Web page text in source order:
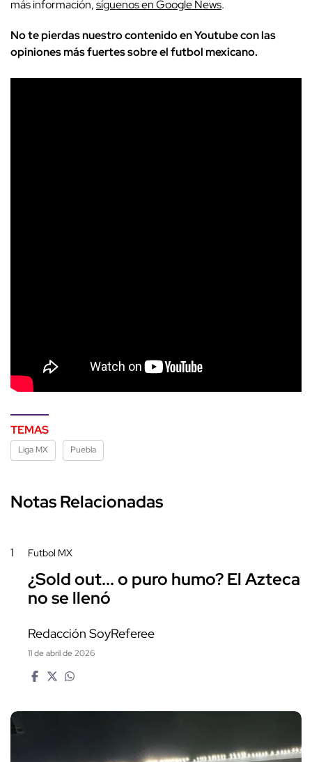
más información,síguenos en Google News.
No te pierdas nuestro contenido en Youtube con las
opiniones más fuertes sobre el futbol mexicano.
TEMAS
Liga MX Puebla
Notas Relacionadas
1 Futbol MX
¿Sold out... o puro humo? El Azteca
no se llenó
Redacción SoyReferee
11 de abril de 2026